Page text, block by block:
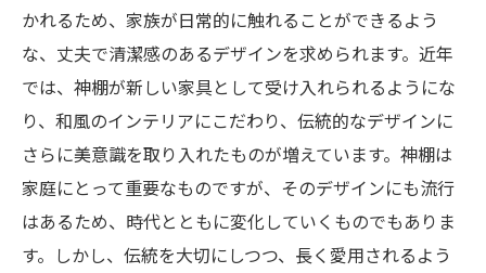
かれるため、家族が日常的に触れることができるよう
な、丈夫で清潔感のあるデザインを求められます。近年
では、神棚が新しい家具として受け入れられるようにな
り、和風のインテリアにこだわり、伝統的なデザインに
さらに美意識を取り入れたものが増えています。神棚は
家庭にとって重要なものですが、そのデザインにも流行
はあるため、時代とともに変化していくものでもありま
す。しかし、伝統を大切にしつつ、長く愛用されるよう